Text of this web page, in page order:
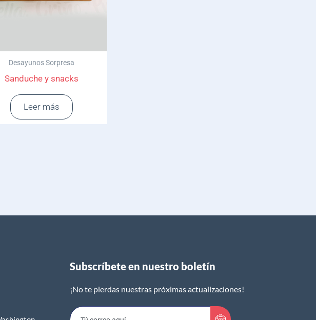
Desayunos Sorpresa
Sanduche y snacks
Leer más
Subscríbete en nuestro boletín​
¡No te pierdas nuestras próximas actualizaciones!